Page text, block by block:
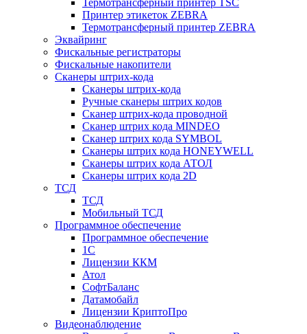
Термотрансферный принтер TSC
Принтер этикеток ZEBRA
Термотрансферный принтер ZEBRA
Эквайринг
Фискальные регистраторы
Фискальные накопители
Сканеры штрих-кода
Сканеры штрих-кода
Ручные сканеры штрих кодов
Сканер штрих-кода проводной
Сканер штрих кода MINDEO
Сканер штрих кода SYMBOL
Сканеры штрих кода HONEYWELL
Сканеры штрих кода АТОЛ
Сканеры штрих кода 2D
ТСД
ТСД
Мобильный ТСД
Программное обеспечение
Программное обеспечение
1С
Лицензии ККМ
Атол
СофтБаланс
Датамобайл
Лицензии КриптоПро
Видеонаблюдение